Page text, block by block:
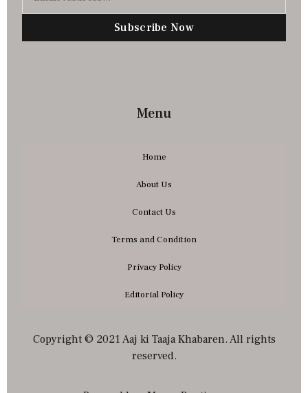
Subscribe Now
Menu
Home
About Us
Contact Us
Terms and Condition
Privacy Policy
Editorial Policy
Copyright © 2021 Aaj ki Taaja Khabaren. All rights
reserved.